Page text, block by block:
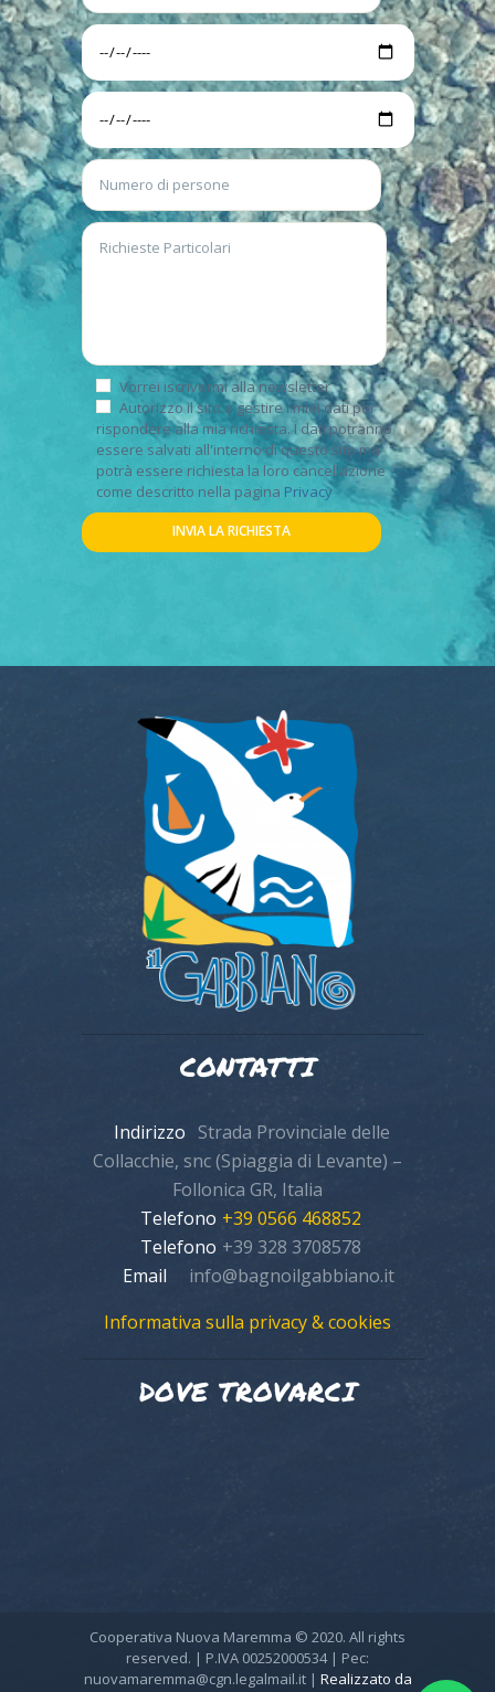
Vorrei iscrivermi alla newsletter
Autorizzo il sito a gestire i miei dati per
rispondere alla mia richiesta. I dati potranno
essere salvati all'interno di questo sito ma
potrà essere richiesta la loro cancellazione
come descritto nella pagina Privacy
CONTATTI
Indirizzo Strada Provinciale delle
Collacchie, snc (Spiaggia di Levante) –
Follonica GR, Italia
Telefono +39 0566 468852
Telefono +39 328 3708578
Email
info@bagnoilgabbiano.it
Informativa sulla privacy & cookies
DOVE TROVARCI
Cooperativa Nuova Maremma © 2020. All rights
reserved. | P.IVA 00252000534 | Pec:
nuovamaremma@cgn.legalmail.it | Realizzato da